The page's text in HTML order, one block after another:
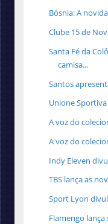
Bósnia: A
Clube 15 de
Santa Fé da
camisa...
Santos
Unione
A voz do
A voz do
Indy Eleven
TBS lança as
Sport Lyon
Flamengo